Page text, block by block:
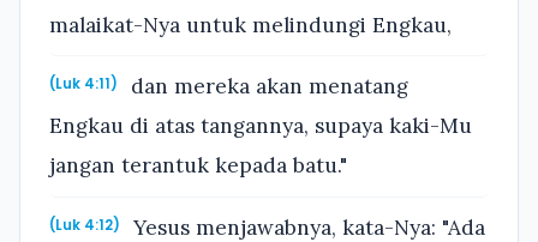
malaikat-Nya untuk melindungi Engkau,
(Luk 4:11)
dan mereka akan menatang
Engkau di atas tangannya, supaya kaki-Mu
jangan terantuk kepada batu."
(Luk 4:12)
Yesus menjawabnya, kata-Nya: "Ada